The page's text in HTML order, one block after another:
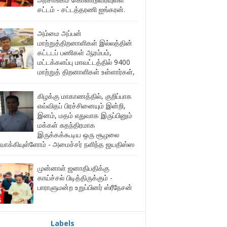
சட்டம் - சட்டத்தரணி ஐங்கரன்.
அம்மை அப்பன்
மாற்றுத்திறனாளிகள் இல்லத்தின்
கட்டடப் பணிகள் ஆரம்பம்,
மட்டக்களப்பு மாவட்டத்தில் 9400
மாற்றுத் திறனாளிகள் உள்ளார்கள்,
கிழக்கு மாகாணத்தில், குறிப்பாக
எவ்விதப் பிரச்சினையும் இன்றி,
இனம், மதம் எதுவாக இருப்பினும்
மக்கள் சுதந்திரமாக
இருக்கக்கூடிய ஒரு சூழலை
- அமைச்சர் நளிந்த ஜயதிஸ்ஸ
முன்னாள் ஜனாதிபதிக்கு
காய்ச்சல் பிடித்திருக்கும் -
பாராளுமன்ற உறுப்பினர் ஸ்ரீநேசன்
Labels